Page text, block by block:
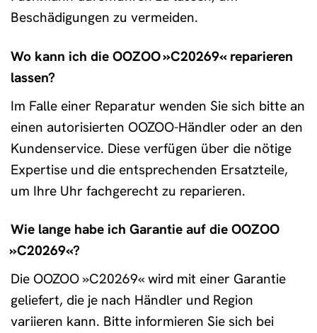
Beschädigungen zu vermeiden.
Wo kann ich die OOZOO »C20269« reparieren
lassen?
Im Falle einer Reparatur wenden Sie sich bitte an
einen autorisierten OOZOO-Händler oder an den
Kundenservice. Diese verfügen über die nötige
Expertise und die entsprechenden Ersatzteile,
um Ihre Uhr fachgerecht zu reparieren.
Wie lange habe ich Garantie auf die OOZOO
»C20269«?
Die OOZOO »C20269« wird mit einer Garantie
geliefert, die je nach Händler und Region
variieren kann. Bitte informieren Sie sich bei